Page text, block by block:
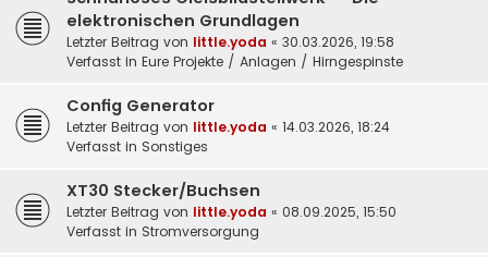
elektronischen Grundlagen
Letzter Beitrag von little.yoda « 30.03.2026, 19:58
Verfasst in Eure Projekte / Anlagen / Hirngespinste
Config Generator
Letzter Beitrag von little.yoda « 14.03.2026, 18:24
Verfasst in Sonstiges
XT30 Stecker/Buchsen
Letzter Beitrag von little.yoda « 08.09.2025, 15:50
Verfasst in Stromversorgung